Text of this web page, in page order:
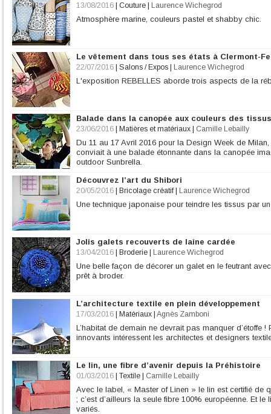
13/08/2016 Couture Laurence Wichegrod
Atmosphère marine, couleurs pastel et shabby chic.
Le vêtement dans tous ses états à Clermont-
22/07/2016 Salons / Expos Laurence Wichegrod
L'exposition REBELLES aborde trois aspects de la
Balade dans la canopée aux couleurs des
23/06/2016 Matières et matériaux Camille Lebailly
Du 11 au 17 Avril 2016 pour la Design Week de
conviait à une balade étonnante dans la canopée
outdoor Sunbrella.
Découvrez l’art du Shibori
20/05/2016 Bricolage créatif| Laurence Wichegrod
Une technique japonaise pour teindre les tissus par
Jolis galets recouverts de laine cardée
13/04/2016 Broderie Laurence Wichegrod
Une belle façon de décorer un galet en le feutrant
prêt à broder.
L’architecture textile en plein développement
17/03/2016 Matériaux Agnès Zamboni
L’habitat de demain ne devrait pas manquer d’étoffe
innovants intéressent les architectes et designers
Le lin, une fibre d’avenir depuis la Préhistoire
01/03/2016 Textile Camille Lebailly
Avec le label, « Master of Linen » le lin est certifié de
; c’est d’ailleurs la seule fibre 100% européenne. Et
variés.